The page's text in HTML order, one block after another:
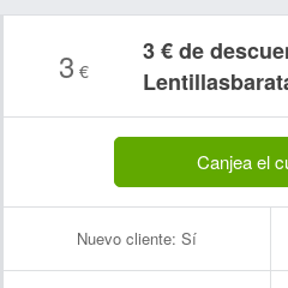
3 €
3 € de
Canjea el
Nuevo cliente: Sí